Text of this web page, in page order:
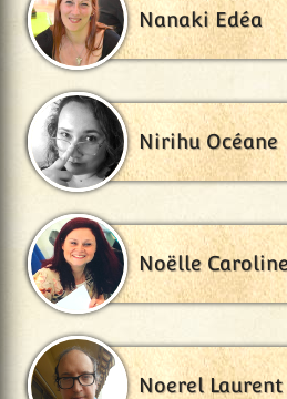
Nanaki Edéa
Nirihu Océane
Noëlle
Noerel Laurent